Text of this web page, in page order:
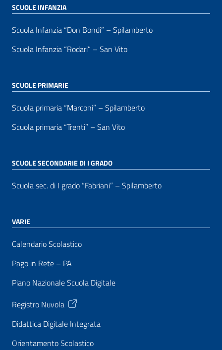
SCUOLE INFANZIA
Scuola Infanzia “Don Bondi” – Spilamberto
Scuola Infanzia “Rodari” – San Vito
SCUOLE PRIMARIE
Scuola primaria “Marconi” – Spilamberto
Scuola primaria “Trenti” – San Vito
SCUOLE SECONDARIE DI I GRADO
Scuola sec. di I grado “Fabriani” – Spilamberto
VARIE
Calendario Scolastico
Pago in Rete – PA
Piano Nazionale Scuola Digitale
Registro Nuvola
Didattica Digitale Integrata
Orientamento Scolastico